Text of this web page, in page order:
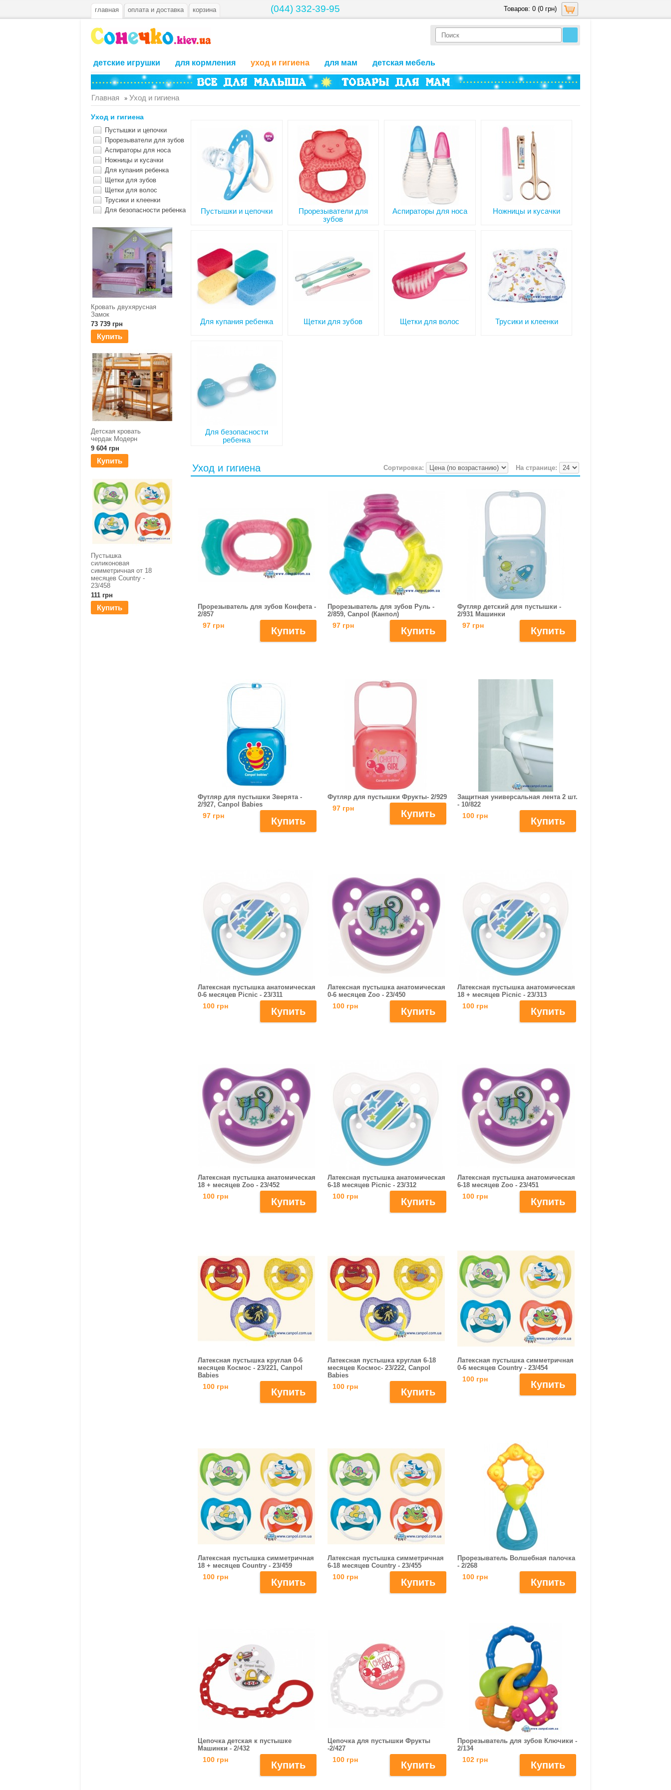
Товаров: 0 (0 грн)
(044) 332-39-95
главная оплата и доставка корзина
детские игрушки для кормления уход и гигиена для мам детская мебель
Главная » Уход и гигиена
Уход и гигиена
Пустышки и цепочки
Прорезыватели для зубов
Аспираторы для носа
Ножницы и кусачки
Для купания ребенка
Щетки для зубов
Щетки для волос
Трусики и клеенки
Для безопасности ребенка
Кровать двухярусная
Замок
73 739 грн
Купить
Детская кровать
чердак Модерн
9 604 грн
Купить
Пустышка
силиконовая
симметричная от 18
месяцев Country -
23/458
111 грн
Купить
Пустышки и цепочки
Прорезыватели для
зубов
Аспираторы для носа Ножницы и кусачки
Для купания ребенка Щетки для зубов Щетки для волос Трусики и клеенки
Для безопасности
ребенка
Уход и гигиена На странице:
Сортировка:
Прорезыватель для зубов Конфета -
2/857
97 грн
Прорезыватель для зубов Руль -
2/859, Canpol (Канпол)
97 грн
Футляр детский для пустышки -
2/931 Машинки
97 грн
Футляр для пустышки Зверята -
2/927, Canpol Babies
97 грн
Футляр для пустышки Фрукты- 2/929
97 грн
Защитная универсальная лента 2 шт.
- 10/822
100 грн
Латексная пустышка анатомическая
0-6 месяцев Picnic - 23/311
100 грн
Латексная пустышка анатомическая
0-6 месяцев Zoo - 23/450
100 грн
Латексная пустышка анатомическая
18 + месяцев Picnic - 23/313
100 грн
Латексная пустышка анатомическая
18 + месяцев Zoo - 23/452
100 грн
Латексная пустышка анатомическая
6-18 месяцев Picnic - 23/312
100 грн
Латексная пустышка анатомическая
6-18 месяцев Zoo - 23/451
100 грн
Латексная пустышка круглая 0-6
месяцев Космос - 23/221, Canpol
Babies
100 грн
Латексная пустышка круглая 6-18
месяцев Космос- 23/222, Canpol
Babies
100 грн
Латексная пустышка симметричная
0-6 месяцев Country - 23/454
100 грн
Латексная пустышка симметричная
18 + месяцев Country - 23/459
100 грн
Латексная пустышка симметричная
6-18 месяцев Country - 23/455
100 грн
Прорезыватель Волшебная палочка
- 2/268
100 грн
Цепочка детская к пустышке
Машинки - 2/432
100 грн
Цепочка для пустышки Фрукты
-2/427
100 грн
Прорезыватель для зубов Ключики -
2/134
102 грн